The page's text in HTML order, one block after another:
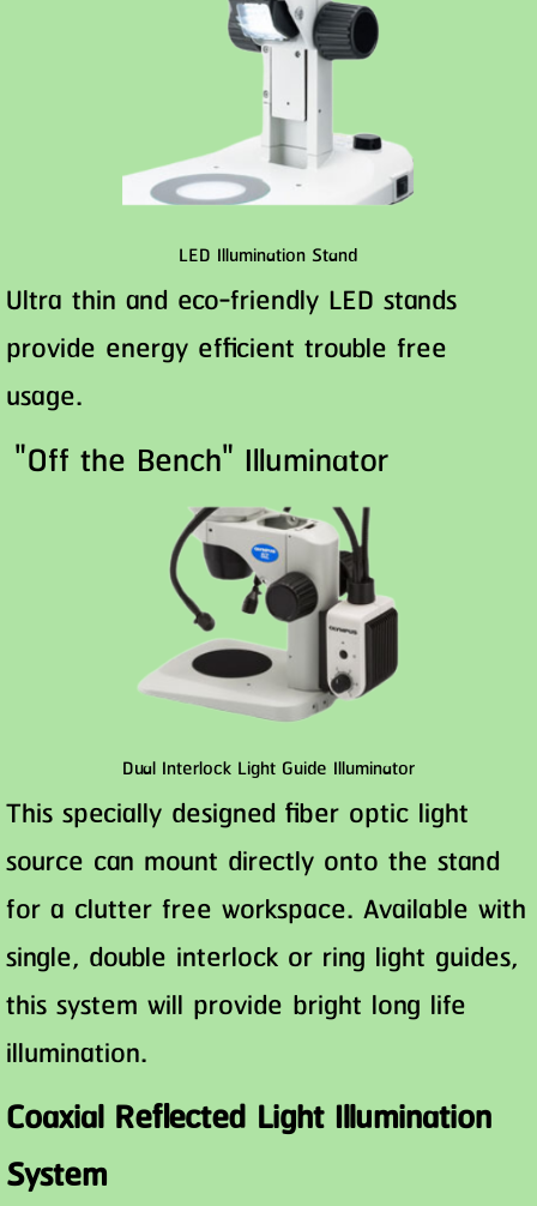
LED Illumination Stand
Ultra thin and eco-friendly LED stands
provide energy efficient trouble free
usage.
"Off the Bench" Illuminator
Dual Interlock Light Guide Illuminator
This specially designed fiber optic light
source can mount directly onto the stand
for a clutter free workspace. Available with
single, double interlock or ring light guides,
this system will provide bright long life
illumination.
Coaxial Reflected Light Illumination
System